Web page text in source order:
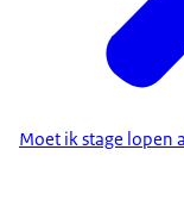
Moet ik stage lopen